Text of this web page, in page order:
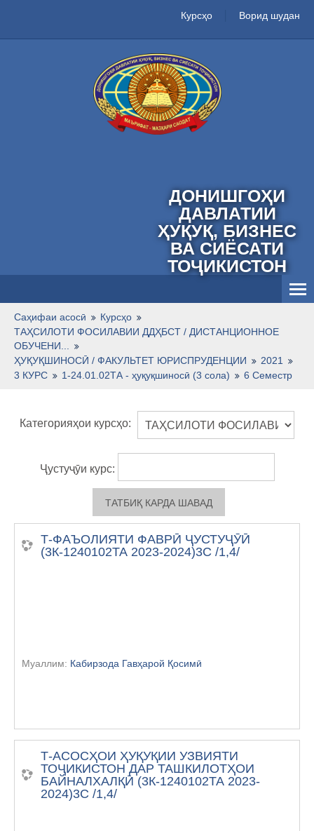
Курсҳо Ворид шудан
ДОНИШГОҲИ
ДАВЛАТИИ
ҲУҚУҚ, БИЗНЕС
ВА СИЁСАТИ
ТОҶИКИСТОН
Тоҷикӣ ‎(tj)‎
Саҳифаи асосӣ
Курсҳо
ТАҲСИЛОТИ ФОСИЛАВИИ ДДҲБСТ / ДИСТАНЦИОННОЕ
ОБУЧЕНИ...
ҲУҚУҚШИНОСӢ / ФАКУЛЬТЕТ ЮРИСПРУДЕНЦИИ
2021
3 КУРС
1-24.01.02ТА - ҳуқуқшиносӣ (3 сола) 6 Семестр
Категорияҳои курсҳо:
Ҷустуҷӯи курс:
Т-ФАЪОЛИЯТИ ФАВРӢ ҶУСТУҶӮӢ
(3К-1240102ТА 2023-2024)3С /1,4/
Муаллим: Кабирзода Гавҳарой Қосимӣ
Т-АСОСҲОИ ҲУҚУҚИИ УЗВИЯТИ
ТОҶИКИСТОН ДАР ТАШКИЛОТҲОИ
БАЙНАЛХАЛҚӢ (3К-1240102ТА 2023-
2024)3С /1,4/